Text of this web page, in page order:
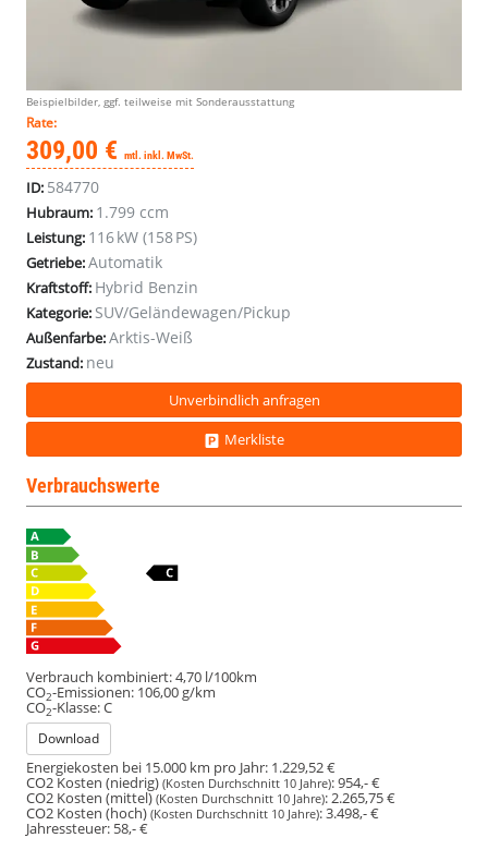
Beispielbilder, ggf. teilweise mit Sonderausstattung
Rate:
309,00 € mtl. inkl. MwSt.
ID: 584770
Hubraum: 1.799 ccm
Leistung: 116 kW (158 PS)
Getriebe:Automatik
Kraftstoff: Hybrid Benzin
Kategorie: SUV/Geländewagen/Pickup
Außenfarbe:Arktis-Weiß
Zustand: neu
Unverbindlich anfragen
Merkliste
Verbrauchswerte
Verbrauch kombiniert:4,70 l/100km
CO2-Emissionen: 106,00 g/km
CO2-Klasse:C
Download
Energiekosten bei 15.000 km pro Jahr: 1.229,52 €
CO2 Kosten (niedrig) (Kosten Durchschnitt 10 Jahre):954,- €
CO2 Kosten (mittel)(Kosten Durchschnitt 10 Jahre):2.265,75 €
CO2 Kosten (hoch) (Kosten Durchschnitt 10 Jahre):3.498,- €
Jahressteuer: 58,- €